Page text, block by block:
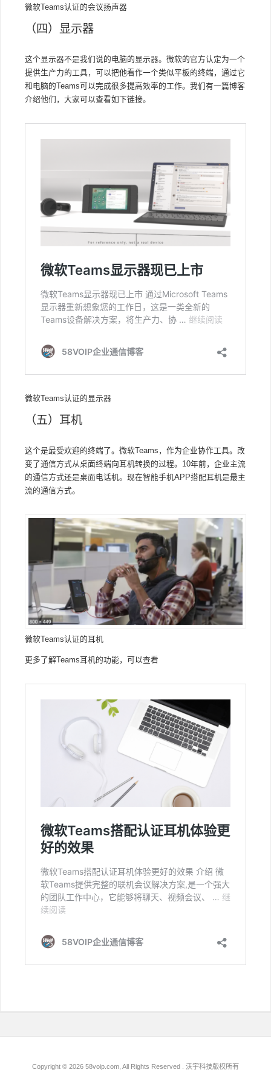
微软Teams认证的会议扬声器
（四）显示器
这个显示器不是我们说的电脑的显示器。微软的官方认定为一个
提供生产力的工具，可以把他看作一个类似平板的终端，通过它
和电脑的Teams可以完成很多提高效率的工作。我们有一篇博客
介绍他们，大家可以查看如下链接。
微软Teams认证的显示器
（五）耳机
这个是最受欢迎的终端了。微软Teams，作为企业协作工具。改
变了通信方式从桌面终端向耳机转换的过程。10年前，企业主流
的通信方式还是桌面电话机。现在智能手机APP搭配耳机是最主
流的通信方式。
微软Teams认证的耳机
更多了解Teams耳机的功能，可以查看
Copyright © 2026 58voip.com, All Rights Reserved . 沃宇科技版权所有